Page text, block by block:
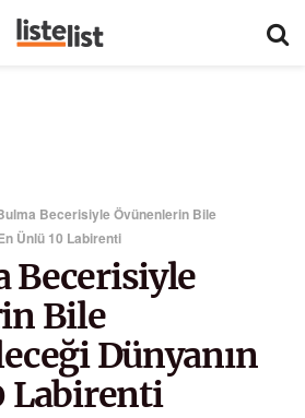
Becerisiyle Övünenlerin Bile
Ünlü 10 Labirenti
Becerisiyle
Bile
Dünyanın
Labirenti